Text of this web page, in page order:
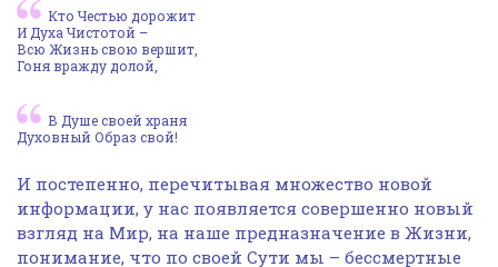
Кто Честью дорожит
И Духа Чистотой –
Всю Жизнь свою вершит,
Гоня вражду долой,
В Душе своей храня
Духовный Образ свой!
И постепенно, перечитывая множество новой
информации, у нас появляется совершенно новый
взгляд на Мир, на наше предназначение в Жизни,
понимание, что по своей Сути мы – бессмертные